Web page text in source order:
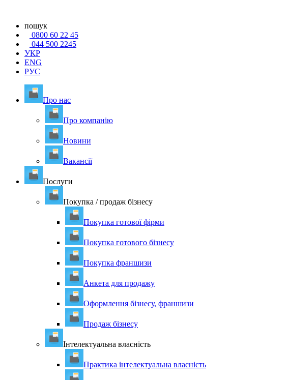
пошук
0800 60 22 45
044 500 2245
УКР
ENG
РУС
Про нас
Про компанію
Новини
Вакансії
Послуги
Покупка / продаж бізнесу
Покупка готової фірми
Покупка готового бізнесу
Покупка франшизи
Анкета для продажу
Оформлення бізнесу, франшизи
Продаж бізнесу
Інтелектуальна власність
Практика інтелектуальна власність